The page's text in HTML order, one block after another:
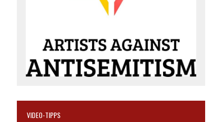
VIDEO-TIPPS